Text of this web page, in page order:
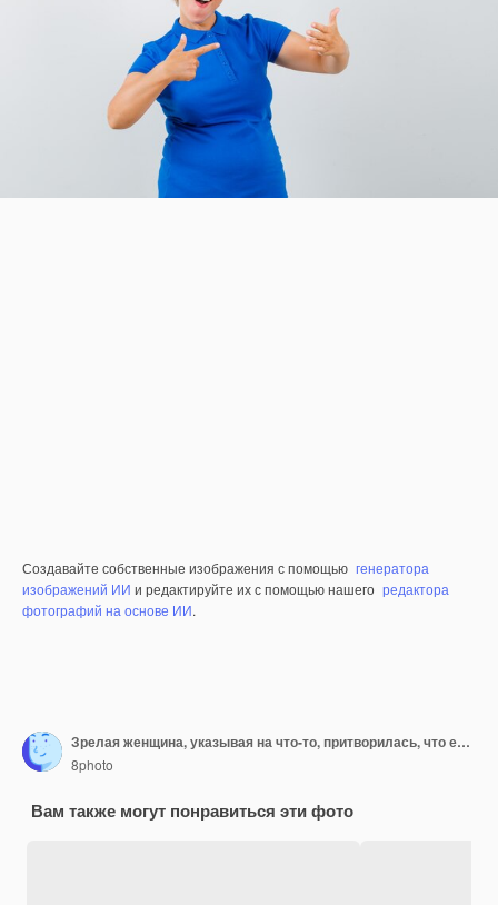
Создавайте собственные изображения с помощью генератора
изображений ИИ и редактируйте их с помощью нашего редактора
фотографий на основе ИИ.
Зрелая женщина, указывая на что-то, притворилась, что ее держат в футболке, и выглядела весело
8photo
Вам также могут понравиться эти фото